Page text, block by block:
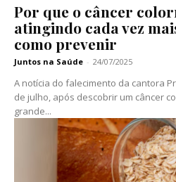
Por que o câncer
atingindo cada vez
como prevenir
Juntos na Saúde - 24/07/2025
A notícia do falecimento da cantora
de julho, após descobrir um câncer
grande...